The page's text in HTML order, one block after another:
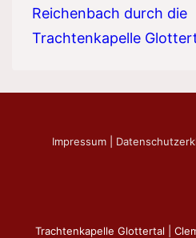
Reichenbach durch die
Trachtenkapelle
Impressum|
Trachtenkapelle Glottertal |